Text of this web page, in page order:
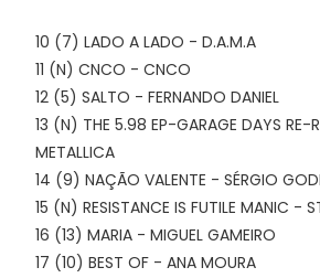
10 (7) LADO A LADO - D.A.M.A
11 (N) CNCO - CNCO
12 (5) SALTO - FERNANDO DANIEL
13 (N) THE 5.98 EP-GARAGE DAYS RE-
METALLICA
14 (9) NAÇÃO VALENTE - SÉRGIO
15 (N) RESISTANCE IS FUTILE MANIC -
16 (13) MARIA - MIGUEL GAMEIRO
17 (10) BEST OF - ANA MOURA